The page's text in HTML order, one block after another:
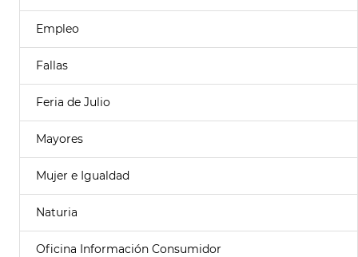
Empleo
Fallas
Feria de Julio
Mayores
Mujer e Igualdad
Naturia
Oficina Información Consumidor